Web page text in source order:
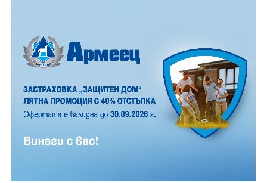
12 АВГУСТ (сряда)
19:00ч. „Книга за книга“ – донеси книга, вземи си
друга, обсъди заглавия и автори с други читатели
20:00ч. Концерт на група МОЛЕЦ, GoGo,
Zov&Vakavliev, Toria
21:30ч. Коктейли и музика